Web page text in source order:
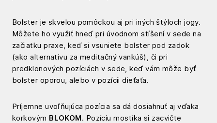
Bolster je skvelou pomôckou aj pri iných štýloch jogy.
Môžete ho využiť hneď pri úvodnom stíšení v sede na
začiatku praxe, keď si vsuniete bolster pod zadok
(ako alternatívu za meditačný vankúš), či pri
predklonových pozíciách v sede, keď vám môže byť
bolster oporou, alebo v pozícii dieťaťa.
Príjemne uvoľňujúca pozícia sa dá dosiahnuť aj vďaka
korkovým BLOKOM. Pozíciu mostíka si zacvičte